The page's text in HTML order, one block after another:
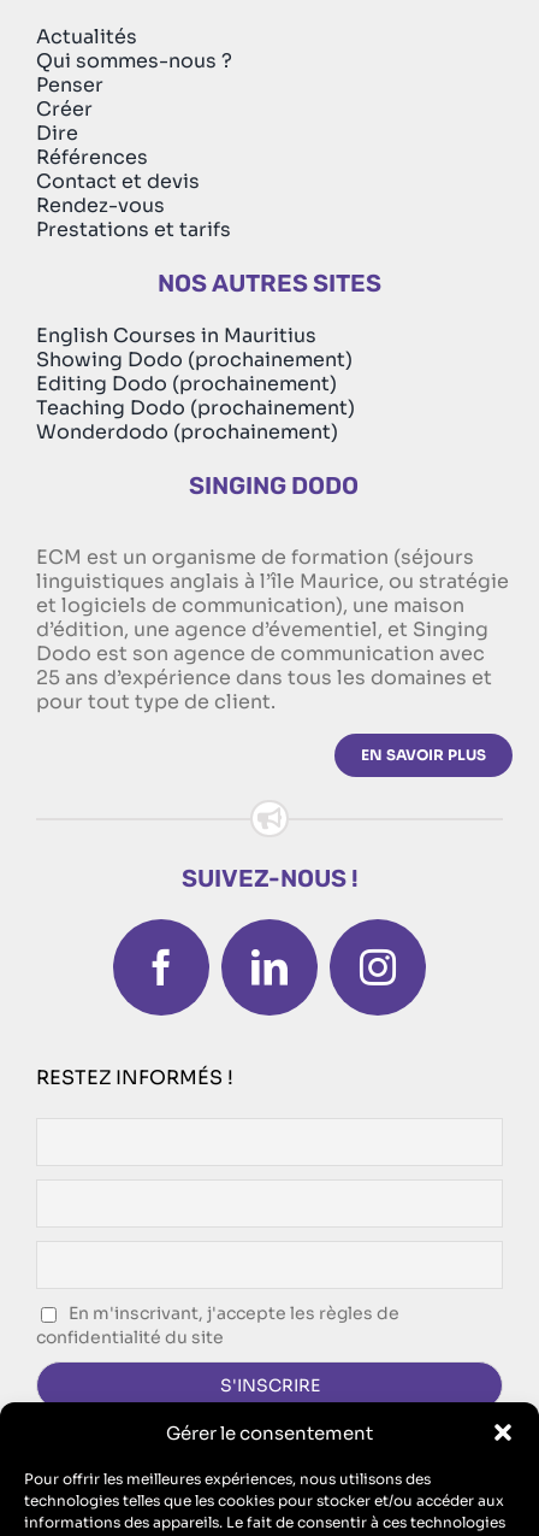
Gérer le consentement
Pour offrir les meilleures expériences, nous utilisons des
technologies telles que les cookies pour stocker et/ou accéder aux
informations des appareils. Le fait de consentir à ces technologies
Actualités
Qui sommes-nous ?
Penser
Créer
Dire
Références
Contact et devis
Rendez-vous
Prestations et tarifs
NOS AUTRES SITES
English Courses in Mauritius
Showing Dodo (prochainement)
Editing Dodo (prochainement)
Teaching Dodo (prochainement)
Wonderdodo (prochainement)
SINGING DODO
ECM est un organisme de formation (séjours
linguistiques anglais à l’île Maurice, ou stratégie
et logiciels de communication), une maison
d’édition, une agence d’évementiel, et Singing
Dodo est son agence de communication avec
25 ans d’expérience dans tous les domaines et
pour tout type de client.
EN SAVOIR PLUS
SUIVEZ-NOUS !
RESTEZ INFORMÉS !
En m'inscrivant, j'accepte les règles de
confidentialité du site
CONTACTEZ-NOUS !
FORMULAIRE DE CONTACT